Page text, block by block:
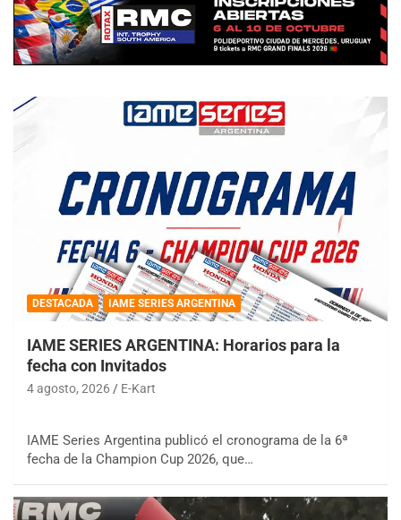
DESTACADA IAME SERIES ARGENTINA
IAME SERIES ARGENTINA: Horarios para la
fecha con Invitados
4 agosto, 2026 E-Kart
IAME Series Argentina publicó el cronograma de la 6ª
fecha de la Champion Cup 2026, que…